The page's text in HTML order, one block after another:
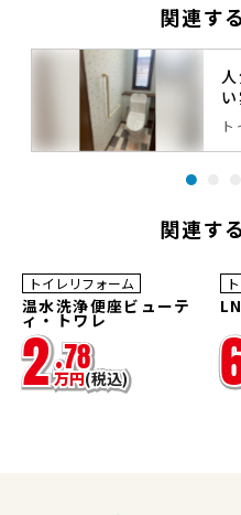
関連す
ト
関連す
トイレリフォーム
温水洗浄便座ビューテ
ィ・トワレ
2.78
万円(税込)